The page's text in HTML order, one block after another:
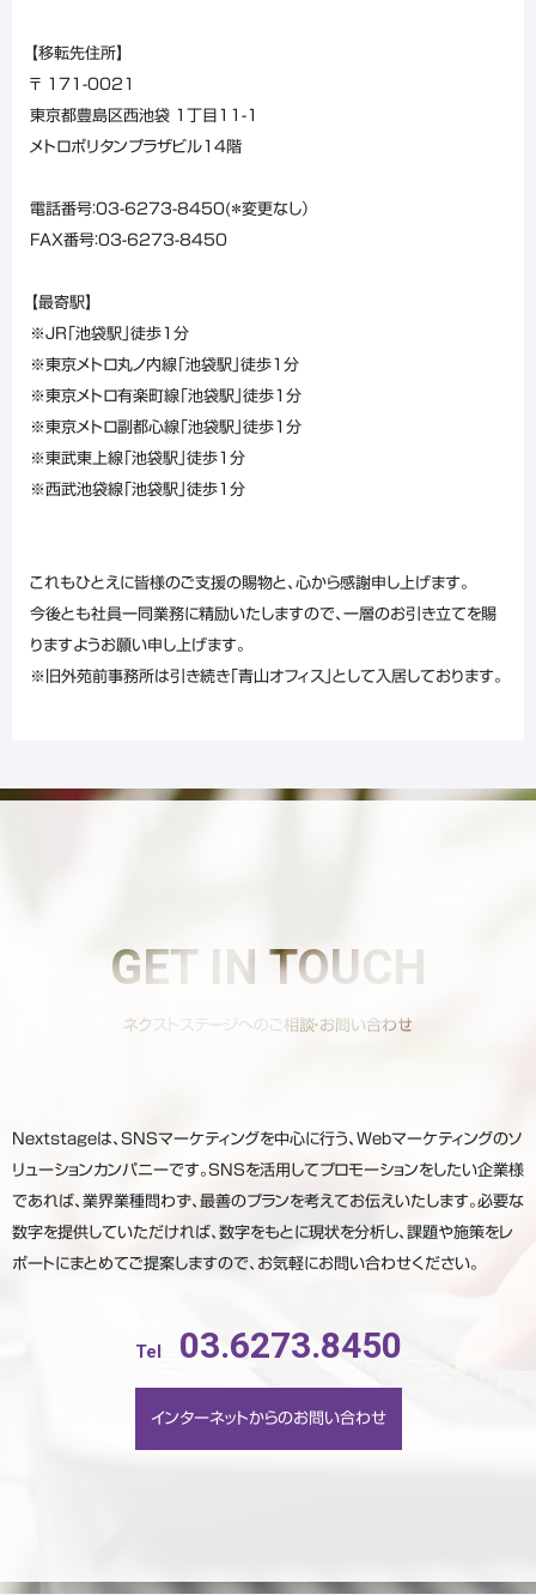
【移転先住所】
〒 171-0021
東京都豊島区西池袋 1丁目11-1
メトロポリタンプラザビル14階
電話番号：03-6273-8450(＊変更なし）
FAX番号：03-6273-8450
【最寄駅】
※JR「池袋駅」徒歩1分
※東京メトロ丸ノ内線「池袋駅」徒歩1分
※東京メトロ有楽町線「池袋駅」徒歩1分
※東京メトロ副都心線「池袋駅」徒歩1分
※東武東上線「池袋駅」徒歩1分
※西武池袋線「池袋駅」徒歩1分
これもひとえに皆様のご支援の賜物と、心から感謝申し上げます。
今後とも社員一同業務に精励いたしますので、一層のお引き立てを賜
りますようお願い申し上げます。
※旧外苑前事務所は引き続き「青山オフィス」として入居しております。
GET IN TOUCH
ネクストステージへのご相談・お問い合わせ
Nextstageは、SNSマーケティングを中心に行う、Webマーケティングのソ
リューションカンパニーです。SNSを活用してプロモーションをしたい企業様
であれば、業界業種問わず、最善のプランを考えてお伝えいたします。必要な
数字を提供していただければ、数字をもとに現状を分析し、課題や施策をレ
ポートにまとめてご提案しますので、お気軽にお問い合わせください。
Tel 03.6273.8450
インターネットからのお問い合わせ